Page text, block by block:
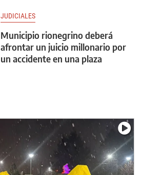
JUDICIALES
Municipio rionegrino deberá
afrontar un juicio millonario por
un accidente en una plaza